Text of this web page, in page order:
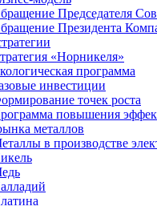
Председателя
Президента
«Норникеля»
программа
инвестиции
точек роста
повышения
металлов
в производстве